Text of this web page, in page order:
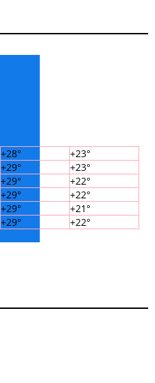
+28° +23°
+29° +23°
+29° +22°
+29° +22°
+29° +21°
+29° +22°